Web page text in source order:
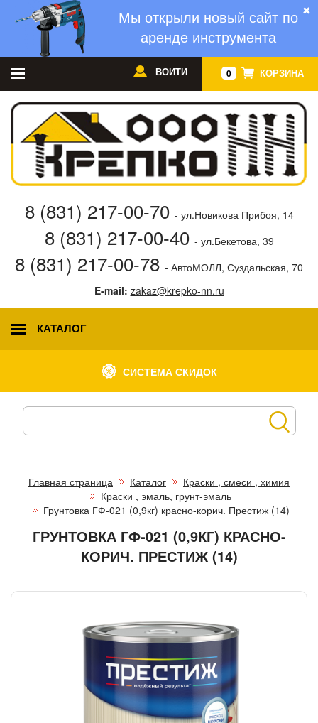
✖
Мы открыли новый сайт по
аренде инструмента
0 КОРЗИНА
ВОЙТИ
8 (831) 217-00-70 - ул.Новикова Прибоя, 14
8 (831) 217-00-40 - ул.Бекетова, 39
8 (831) 217-00-78 - АвтоМОЛЛ, Суздальская, 70
E-mail: zakaz@krepko-nn.ru
КАТАЛОГ
СИСТЕМА СКИДОК
Главная страница Каталог
Краски , смеси , химия
Краски , эмаль, грунт-эмаль
Грунтовка ГФ-021 (0,9кг) красно-корич. Престиж (14)
ГРУНТОВКА ГФ-021 (0,9КГ) КРАСНО-
КОРИЧ. ПРЕСТИЖ (14)